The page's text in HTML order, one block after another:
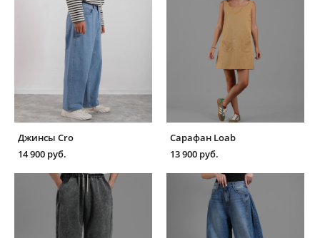
Джинсы Cro
14 900 pуб.
Сарафан Loab
13 900 pуб.